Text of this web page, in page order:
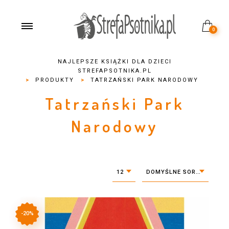
0
NAJLEPSZE KSIĄŻKI DLA DZIECI
STREFAPSOTNIKA.PL
>
PRODUKTY > TATRZAŃSKI PARK NARODOWY
Tatrzański Park
Narodowy
12 DOMYŚLNE SORTOWANIE
-20%